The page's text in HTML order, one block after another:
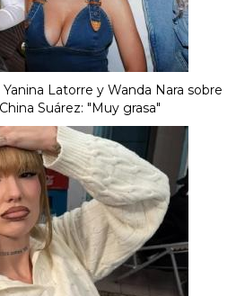
Latorre y Wanda Nara sobre
Suárez: "Muy grasa"